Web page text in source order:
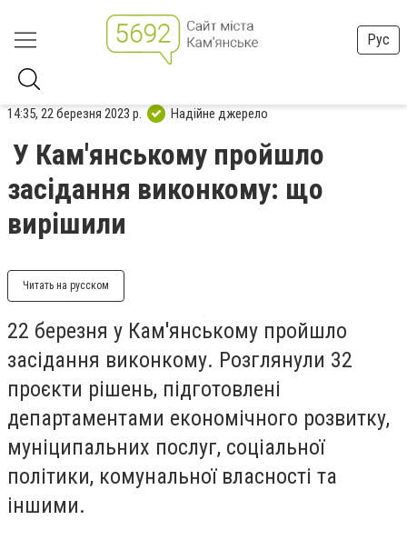
Рус
14:35, 22 березня 2023 р. Надійне джерело
У Кам'янському пройшло
засідання виконкому: що
вирішили
Читать на русском
22 березня у Кам'янському пройшло
засідання виконкому. Розглянули 32
проєкти рішень, підготовлені
департаментами економічного розвитку,
муніципальних послуг, соціальної
політики, комунальної власності та
іншими.